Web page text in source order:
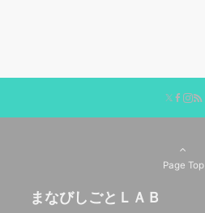
Page Top
まなびしごとＬＡＢ